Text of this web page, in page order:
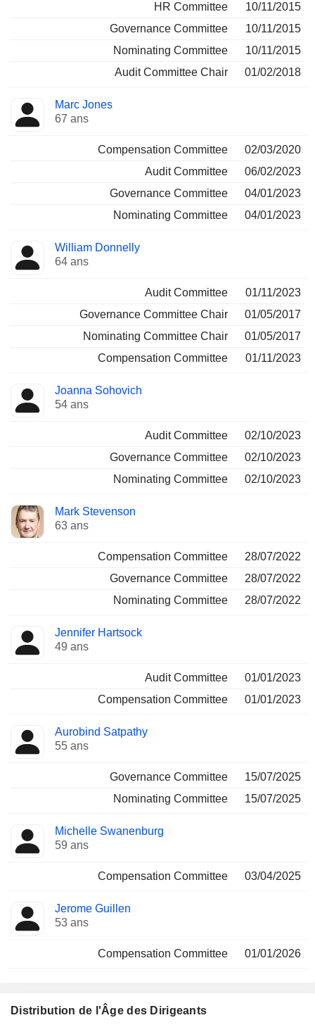
HR Committee
10/11/2015
Governance Committee
10/11/2015
Nominating Committee
10/11/2015
Audit Committee Chair
01/02/2018
Marc Jones
67 ans
Compensation Committee
02/03/2020
Audit Committee
06/02/2023
Governance Committee
04/01/2023
Nominating Committee
04/01/2023
William Donnelly
64 ans
Audit Committee
01/11/2023
Governance Committee Chair
01/05/2017
Nominating Committee Chair
01/05/2017
Compensation Committee
01/11/2023
Joanna Sohovich
54 ans
Audit Committee
02/10/2023
Governance Committee
02/10/2023
Nominating Committee
02/10/2023
Mark Stevenson
63 ans
Compensation Committee
28/07/2022
Governance Committee
28/07/2022
Nominating Committee
28/07/2022
Jennifer Hartsock
49 ans
Audit Committee
01/01/2023
Compensation Committee
01/01/2023
Aurobind Satpathy
55 ans
Governance Committee
15/07/2025
Nominating Committee
15/07/2025
Michelle Swanenburg
59 ans
Compensation Committee 03/04/2025
Jerome Guillen
53 ans
Compensation Committee 01/01/2026
Distribution de l'Âge des Dirigeants